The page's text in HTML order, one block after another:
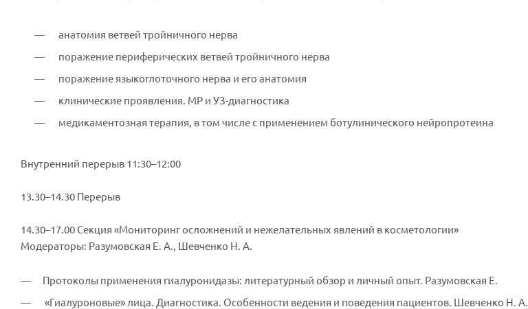
анатомия ветвей тройничного нерва
поражение периферических ветвей тройничного нерва
поражение языкоглоточного нерва и его анатомия
клинические проявления. МР и УЗ-диагностика
медикаментозная терапия, в том числе с применением ботулинического нейропротеина
Внутренний перерыв 11:30–12:00
13.30–14.30 Перерыв
14.30–17.00 Секция «Мониторинг осложнений и нежелательных явлений в косметологии»
Модераторы: Разумовская Е. А., Шевченко Н. А.
Протоколы применения гиалуронидазы: литературный обзор и личный опыт. Разумовская Е.
«Гиалуроновые» лица. Диагностика. Особенности ведения и поведения пациентов. Шевченко Н. А.